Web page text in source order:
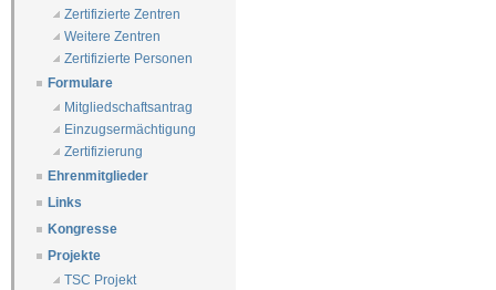
Zertifizierte Zentren
Weitere Zentren
Zertifizierte Personen
Formulare
Mitgliedschaftsantrag
Einzugsermächtigung
Zertifizierung
Ehrenmitglieder
Links
Kongresse
Projekte
TSC Projekt